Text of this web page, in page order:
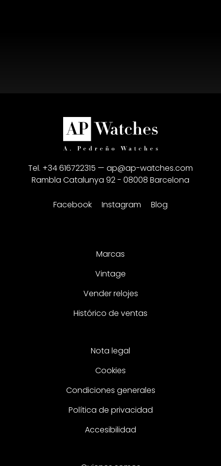
Tel. +34 616722315 — ap@ap-watches.com
Rambla Catalunya 92 - 08008 Barcelona
Facebook Instagram Blog
Marcas
Vintage
Vender relojes
Histórico de ventas
Nota legal
Cookies
Condiciones generales
Política de privacidad
Accesibilidad